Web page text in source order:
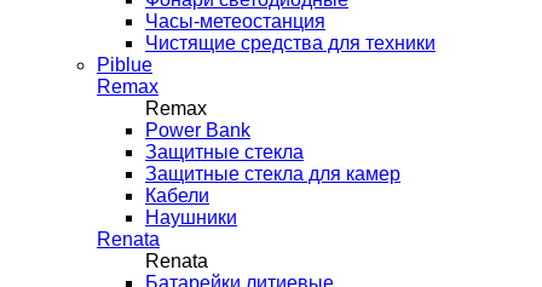
Часы-метеостанция
Чистящие средства для техники
Piblue
Remax
Remax
Power Bank
Защитные стекла
Защитные стекла для камер
Кабели
Наушники
Renata
Renata
Батарейки литиевые